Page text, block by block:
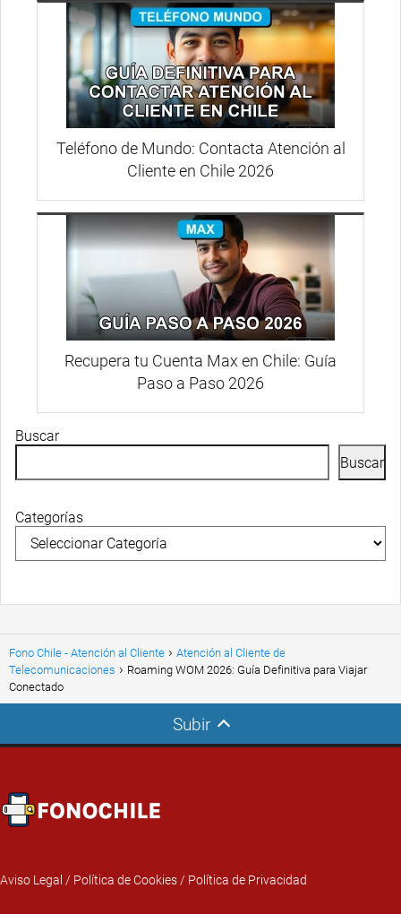
Teléfono de Mundo: Contacta Atención al
Cliente en Chile 2026
Recupera tu Cuenta Max en Chile: Guía
Paso a Paso 2026
Buscar
Buscar
Categorías
Fono Chile - Atención al Cliente
Atención al Cliente de
Telecomunicaciones
Roaming WOM 2026: Guía Definitiva para Viajar
Conectado
Subir
Aviso Legal / Política de Cookies / Política de Privacidad